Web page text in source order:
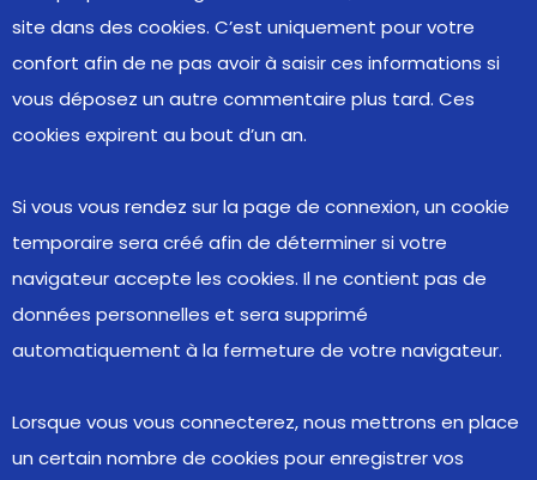
site dans des cookies. C’est uniquement pour votre
confort afin de ne pas avoir à saisir ces informations si
vous déposez un autre commentaire plus tard. Ces
cookies expirent au bout d’un an.
Si vous vous rendez sur la page de connexion, un cookie
temporaire sera créé afin de déterminer si votre
navigateur accepte les cookies. Il ne contient pas de
données personnelles et sera supprimé
automatiquement à la fermeture de votre navigateur.
Lorsque vous vous connecterez, nous mettrons en place
un certain nombre de cookies pour enregistrer vos